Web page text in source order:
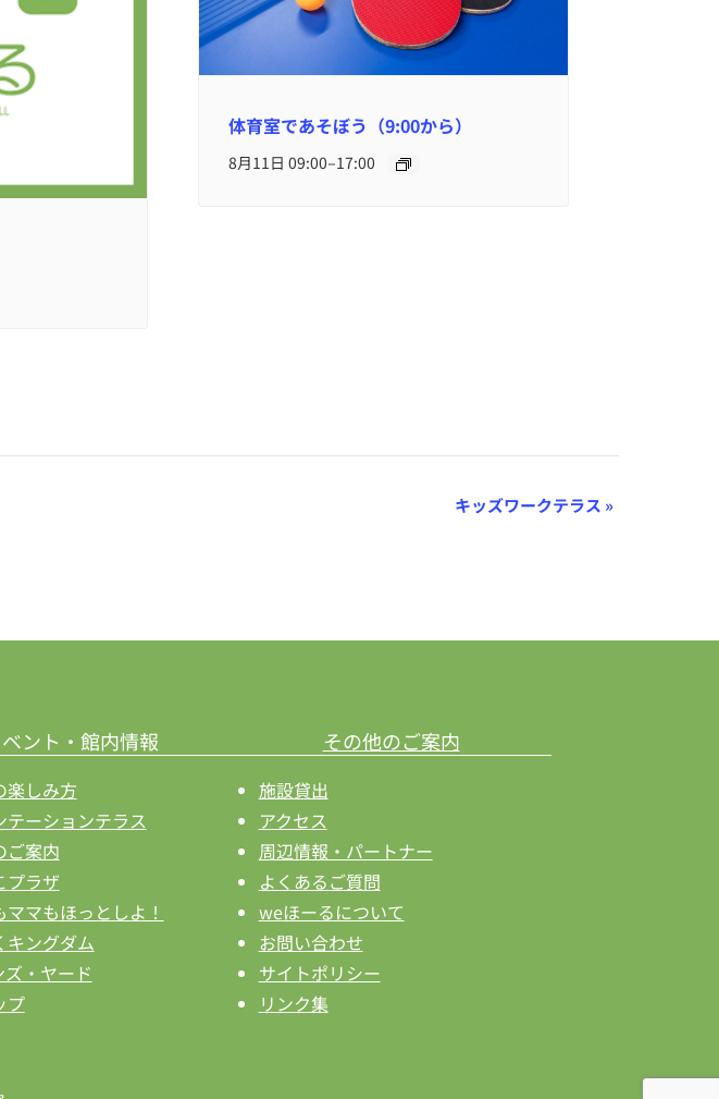
体育室であそぼう（9:00から）
8月11日 09:00–17:00
キッズワークテラス »
ント・館内情報
楽しみ方
テーションテラス
ご案内
プラザ
ママもほっとしよ！
キングダム
ズ・ヤード
プ
その他のご案内
施設貸出
アクセス
周辺情報・パートナー
よくあるご質問
weほーるについて
お問い合わせ
サイトポリシー
リンク集